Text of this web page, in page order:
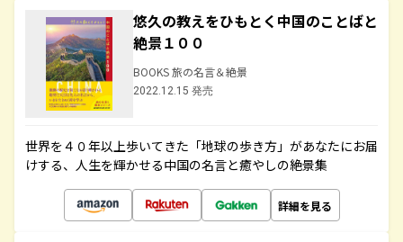
悠久の教えをひもとく中国のことばと
絶景１００
BOOKS 旅の名言＆絶景
2022.12.15 発売
世界を４０年以上歩いてきた「地球の歩き方」があなたにお届
けする、人生を輝かせる中国の名言と癒やしの絶景集
詳細を見る